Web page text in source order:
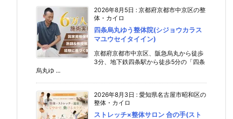
2026年8月5日 : 京都府京都市中京区の整
体・カイロ
四条烏丸ゆう整体院(シジョウカラス
マユウセイタイイン)
京都府京都市中京区、阪急烏丸から徒歩
3分、地下鉄四条駅から徒歩5分の「四条
烏丸ゆ ...
2026年8月3日 : 愛知県名古屋市昭和区の
整体・カイロ
ストレッチ×整体サロン 合の手(スト